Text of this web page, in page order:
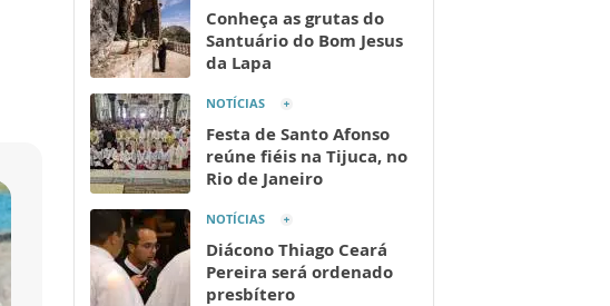
Conheça as grutas do
Santuário do Bom Jesus
da Lapa
NOTÍCIAS
Festa de Santo Afonso
reúne fiéis na Tijuca, no
Rio de Janeiro
NOTÍCIAS
Diácono Thiago Ceará
Pereira será ordenado
presbítero